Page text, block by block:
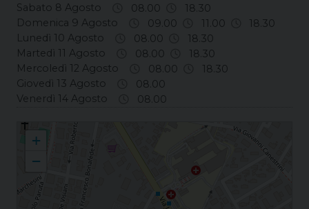
Sabato 8 Agosto
08.00
18.30
Domenica 9 Agosto
09.00 11.00
18.30
Lunedì 10 Agosto
08.00
18.30
Martedì 11 Agosto
08.00
18.30
Mercoledì 12 Agosto
08.00
18.30
Giovedì 13 Agosto
08.00
Venerdì 14 Agosto
08.00
Cristo Re in Padova Cristo Re
+
−